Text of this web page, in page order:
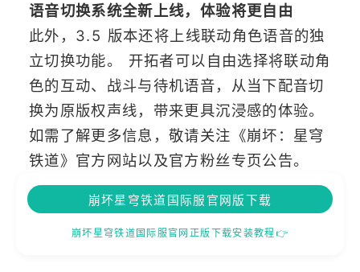
语音切换系统全新上线，体验将更自由
此外，3.5 版本还将上线联动角色语音的独
立切换功能。 开拓者可以自由选择将联动角
色的互动、战斗与待机语音，从当下配音切
换为原版权声线，带来更具沉浸感的体验。
如需了解更多信息，敬请关注《崩坏：星穹
铁道》官方网站以及官方粉丝专页公告。
崩坏星穹铁道国际服官网版下载
崩坏星穹铁道国际服官网正版下载安装教程👉